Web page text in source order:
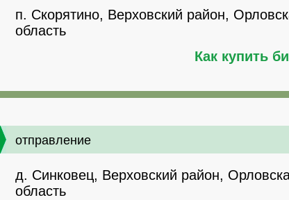
п. Скорятино, Верховский район,
область
Как купить
отправление
д. Синковец, Верховский район,
область